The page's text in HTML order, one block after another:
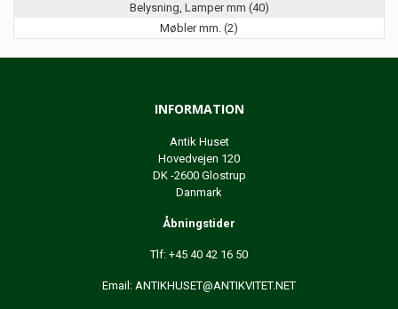
Belysning, Lamper mm (40)
Møbler mm. (2)
INFORMATION
Antik Huset
Hovedvejen 120
DK -2600 Glostrup
Danmark
Åbningstider
Tlf: +45 40 42 16 50
Email: ANTIKHUSET@ANTIKVITET.NET